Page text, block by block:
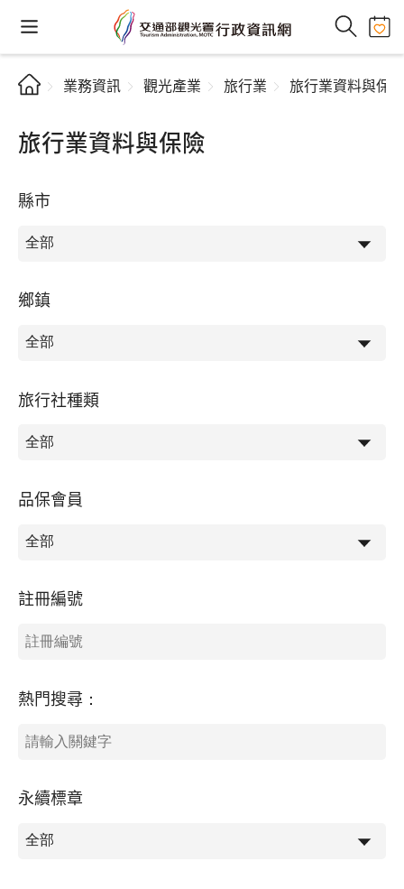
業務資訊 觀光產業 旅行業 旅行業資料與保險
旅行業資料與保險
縣市
鄉鎮
旅行社種類
品保會員
註冊編號
熱門搜尋：
永續標章